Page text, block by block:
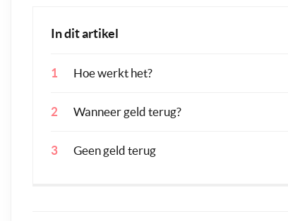
In dit artikel
Hoe werkt het?
Wanneer geld terug?
Geen geld terug